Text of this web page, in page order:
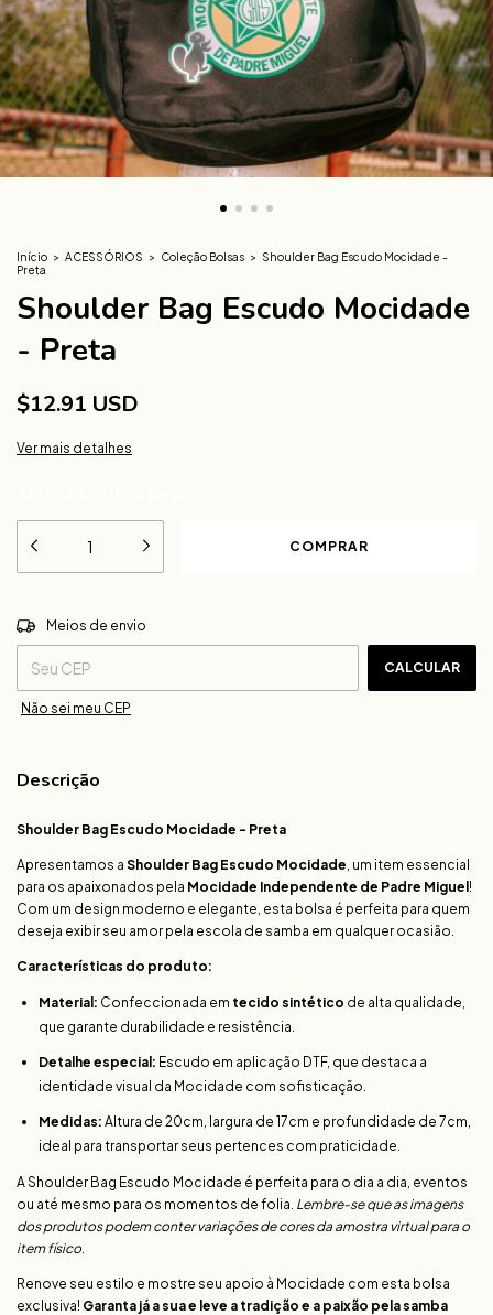
Início > ACESSÓRIOS > Coleção Bolsas > Shoulder Bag Escudo Mocidade -
Preta
Shoulder Bag Escudo Mocidade
- Preta
$12.91 USD
Ver mais detalhes
Entregas para o CEP:
Meios de envio
CALCULAR
Não sei meu CEP
Descrição
Shoulder Bag Escudo Mocidade - Preta
Apresentamos a Shoulder Bag Escudo Mocidade, um item essencial
para os apaixonados pela Mocidade Independente de Padre Miguel !
Com um design moderno e elegante, esta bolsa é perfeita para quem
deseja exibir seu amor pela escola de samba em qualquer ocasião.
Características do produto:
Material: Confeccionada em tecido sintético de alta qualidade,
que garante durabilidade e resistência.
Detalhe especial: Escudo em aplicação DTF, que destaca a
identidade visual da Mocidade com sofisticação.
Medidas: Altura de 20cm, largura de 17cm e profundidade de 7cm,
ideal para transportar seus pertences com praticidade.
A Shoulder Bag Escudo Mocidade é perfeita para o dia a dia, eventos
ou até mesmo para os momentos de folia. Lembre-se que as imagens
dos produtos podem conter variações de cores da amostra virtual para o
item físico.
Renove seu estilo e mostre seu apoio à Mocidade com esta bolsa
exclusiva! Garanta já a sua e leve a tradição e a paixão pela samba